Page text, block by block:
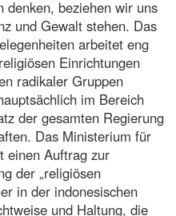
denken, beziehen wir uns
und Gewalt stehen. Das
arbeitet eng
Einrichtungen
radikaler Gruppen
im Bereich
der gesamten Regierung
Das Ministerium für
einen Auftrag zur
der „religiösen
in der indonesischen
und Haltung, die